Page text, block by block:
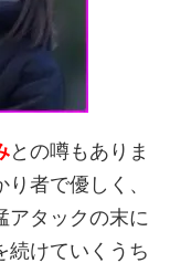
との噂もありま
者で優しく、
アタックの末に
続けていくうち